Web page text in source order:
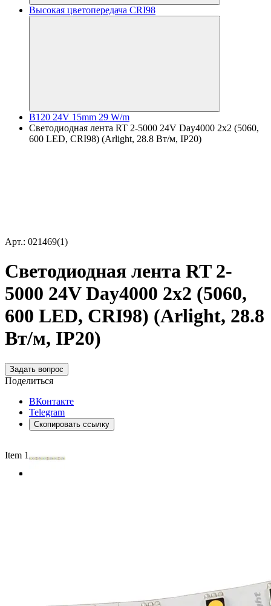
Высокая цветопередача CRI98
B120 24V 15mm 29 W/m
Светодиодная лента RT 2-5000 24V Day4000 2x2 (5060,
600 LED, CRI98) (Arlight, 28.8 Вт/м, IP20)
Арт.: 021469(1)
Светодиодная лента RT 2-
5000 24V Day4000 2x2 (5060,
600 LED, CRI98) (Arlight, 28.8
Вт/м, IP20)
Задать вопрос
Поделиться
ВКонтакте
Telegram
Скопировать ссылку
Item 1 of 4